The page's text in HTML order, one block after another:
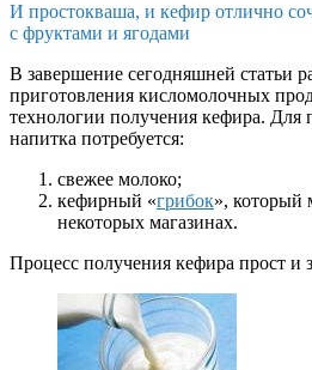
И простокваша, и кефир отлично
с фруктами и ягодами
В завершение сегодняшней статьи
приготовления кисломолочных
технологии получения кефира. Для
напитка потребуется:
свежее молоко;
кефирный «грибок», который
некоторых магазинах.
Процесс получения кефира прост и